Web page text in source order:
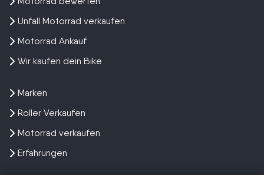
Unfall Motorrad verkaufen
Motorrad Ankauf
Wir kaufen dein Bike
Marken
Roller Verkaufen
Motorrad verkaufen
Erfahrungen